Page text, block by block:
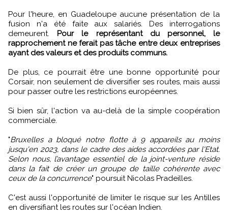
Pour l'heure, en Guadeloupe aucune présentation de la
fusion n'a été faite aux salariés. Des interrogations
demeurent. Pour le représentant du personnel, le
rapprochement ne ferait pas tâche entre deux entreprises
ayant des valeurs et des produits communs.
De plus, ce pourrait être une bonne opportunité pour
Corsair, non seulement de diversifier ses routes, mais aussi
pour passer outre les restrictions européennes.
Si bien sûr, l'action va au-delà de la simple coopération
commerciale.
"Bruxelles a bloqué notre flotte à 9 appareils au moins
jusqu'en 2023, dans le cadre des aides accordées par l'Etat.
Selon nous, l’avantage essentiel de la joint-venture réside
dans la fait de créer un groupe de taille cohérente avec
ceux de la concurrence" poursuit Nicolas Pradeilles.
C'est aussi l'opportunité de limiter le risque sur les Antilles
en diversifiant les routes sur l'océan Indien.